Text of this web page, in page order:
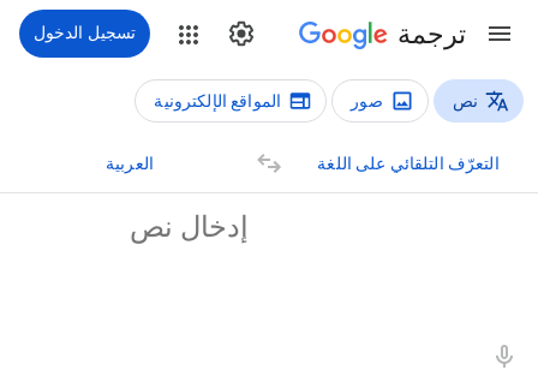
ترجمة تسجيل الدخول
أنواع الترجمة
نص صور المواقع الإلكترونية
التعرّف التلقائي على اللغة العربية